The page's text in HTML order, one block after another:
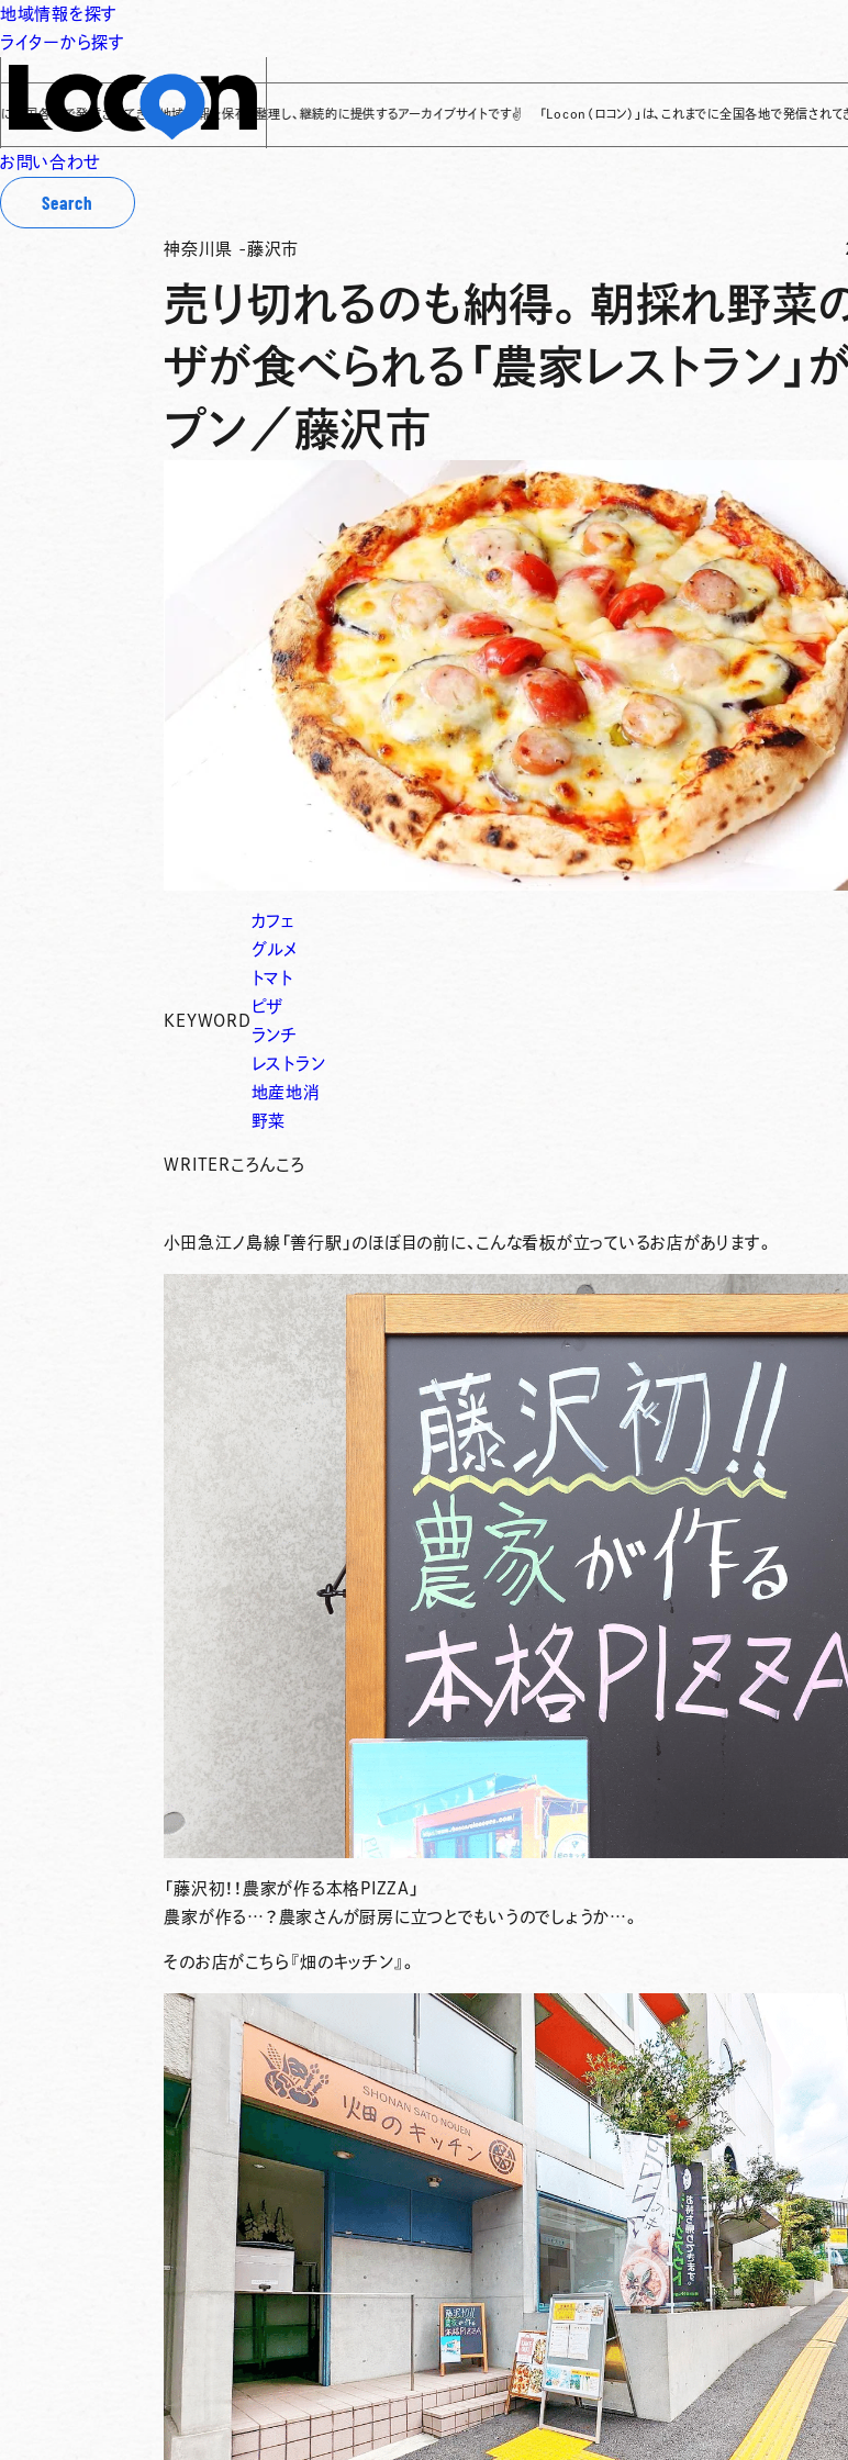
地域情報を探す
ライターから探す
お問い合わせ
Search
されてきた地域情報を保存・整理し、継続的に提供するアーカイブサイトです✌ 「Locon（ロコン）」は、これまでに全国各地で発信されてきた地域情報
神奈川県 - 藤沢市
売り切れるのも納得。朝採れ野菜
ザが食べられる「農家レストラン」
プン／藤沢市
KEYWORD
カフェ
グルメ
トマト
ピザ
ランチ
レストラン
地産地消
野菜
WRITER ころんころ
小田急江ノ島線「善行駅」のほぼ目の前に、こんな看板が立っているお店があります。
「藤沢初！！農家が作る本格PIZZA」
農家が作る…？農家さんが厨房に立つとでもいうのでしょうか…。
そのお店がこちら 『畑のキッチン』。